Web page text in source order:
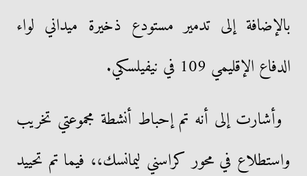
بالإضافة إلى تدمير مستودع ذخيرة ميداني لواء
الدفاع الإقليمي 109 في نيفيلسكي.
وأشارت إلى أنه تم إحباط أنشطة مجموعتي تخريب
واستطلاع في محور كراسني ليمانسك،، فيما تم تحييد